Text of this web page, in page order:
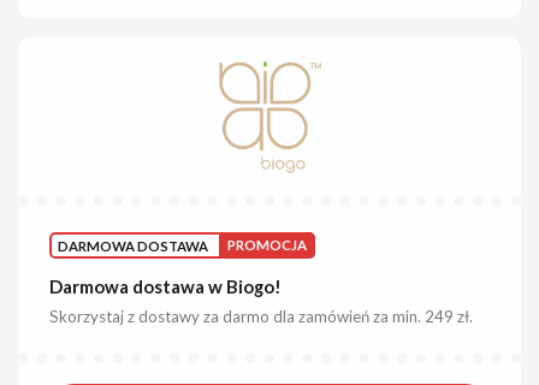
DARMOWA DOSTAWA PROMOCJA
Darmowa dostawa w Biogo!
Skorzystaj z dostawy za darmo dla zamówień za min. 249 zł.